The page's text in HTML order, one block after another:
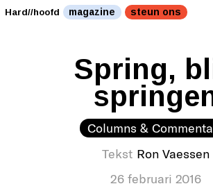
Hard//hoofd magazine steun ons
Spring,
Columns &
Tekst Ron Vaessen
26 februari 2016